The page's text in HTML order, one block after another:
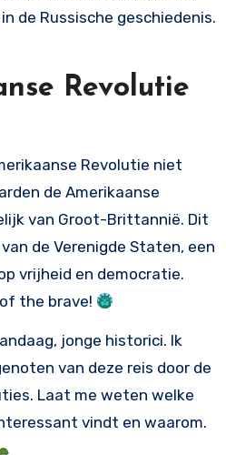
de Russische geschiedenis.
Revolutie
Revolutie niet
de Amerikaanse
van Groot-Brittannië. Dit
de Verenigde Staten, een
vrijheid en democratie.
the brave!
jonge historici. Ik
van deze reis door de
Laat me weten welke
vindt en waarom.